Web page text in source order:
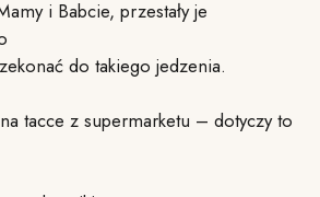
i Babcie, przestały je
do takiego jedzenia.
tacce z supermarketu – dotyczy to